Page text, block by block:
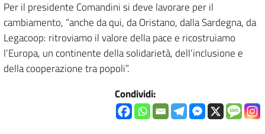
Per il presidente Comandini si deve lavorare per il
cambiamento, “anche da qui, da Oristano, dalla Sardegna, da
Legacoop: ritroviamo il valore della pace e ricostruiamo
l’Europa, un continente della solidarietà, dell’inclusione e
della cooperazione tra popoli”.
Condividi: